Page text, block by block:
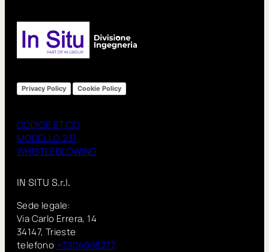
Privacy Policy Cookie Policy
CODICE ETICO
MODELLO 231
WHISTLEBLOWING
IN SITU S.r.l.
Sede legale:
Via Carlo Errera, 14
34147, Trieste
telefono +3904098277